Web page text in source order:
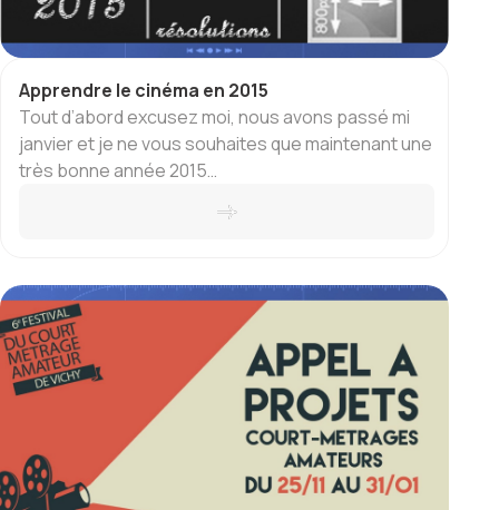
Apprendre le cinéma en 2015
Tout d’abord excusez moi, nous avons passé mi
janvier et je ne vous souhaites que maintenant une
très bonne année 2015…